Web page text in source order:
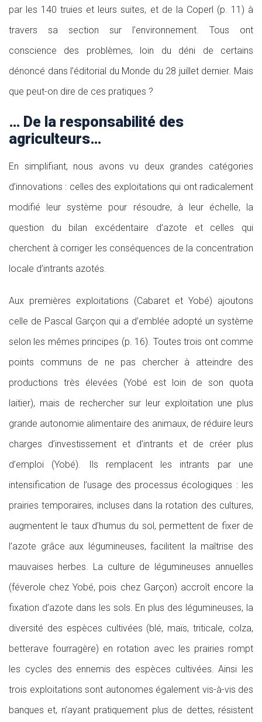
par les 140 truies et leurs suites, et de la Coperl (p. 11) à
travers sa section sur l’environnement. Tous ont
conscience des problèmes, loin du déni de certains
dénoncé dans l’éditorial du Monde du 28 juillet dernier. Mais
que peut-on dire de ces pratiques ?
… De la responsabilité des
agriculteurs…
En simplifiant, nous avons vu deux grandes catégories
d’innovations : celles des exploitations qui ont radicalement
modifié leur système pour résoudre, à leur échelle, la
question du bilan excédentaire d’azote et celles qui
cherchent à corriger les conséquences de la concentration
locale d’intrants azotés.
Aux premières exploitations (Cabaret et Yobé) ajoutons
celle de Pascal Garçon qui a d’emblée adopté un système
selon les mêmes principes (p. 16). Toutes trois ont comme
points communs de ne pas chercher à atteindre des
productions très élevées (Yobé est loin de son quota
laitier), mais de rechercher sur leur exploitation une plus
grande autonomie alimentaire des animaux, de réduire leurs
charges d’investissement et d’intrants et de créer plus
d’emploi (Yobé). Ils remplacent les intrants par une
intensification de l’usage des processus écologiques : les
prairies temporaires, incluses dans la rotation des cultures,
augmentent le taux d’humus du sol, permettent de fixer de
l’azote grâce aux légumineuses, facilitent la maîtrise des
mauvaises herbes. La culture de légumineuses annuelles
(féverole chez Yobé, pois chez Garçon) accroît encore la
fixation d’azote dans les sols. En plus des légumineuses, la
diversité des espèces cultivées (blé, maïs, triticale, colza,
betterave fourragère) en rotation avec les prairies rompt
les cycles des ennemis des espèces cultivées. Ainsi les
trois exploitations sont autonomes également vis-à-vis des
banques et, n’ayant pratiquement plus de dettes, résistent